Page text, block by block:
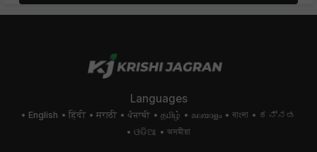
Languages
English हिंदी मराठी ਪੰਜਾਬੀ தமிழ் മലയാളം বাংলা
ಕನ್ನಡ
ଓଡିଆ
অসমীয়া